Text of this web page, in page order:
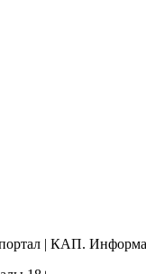
| КАП.